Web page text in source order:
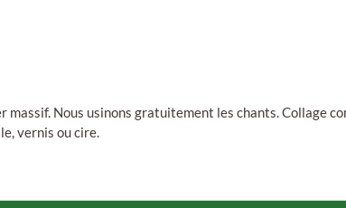
Nous usinons gratuitement les chants. Collage
vernis ou cire.